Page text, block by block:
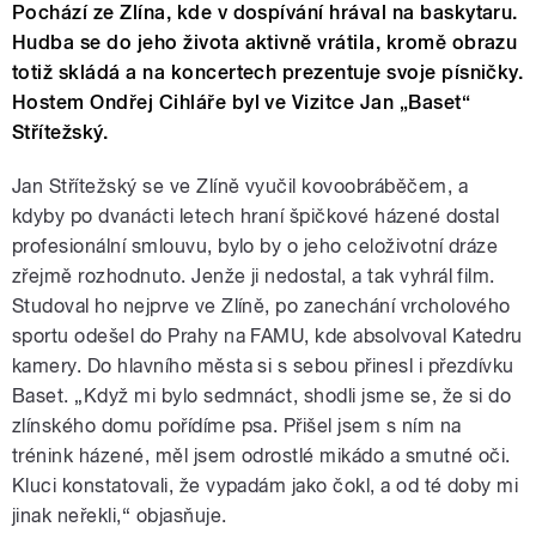
Pochází ze Zlína, kde v dospívání hrával na baskytaru.
Hudba se do jeho života aktivně vrátila, kromě obrazu
totiž skládá a na koncertech prezentuje svoje písničky.
Hostem Ondřej Cihláře byl ve Vizitce Jan „Baset“
Střítežský.
Jan Střítežský se ve Zlíně vyučil kovoobráběčem, a
kdyby po dvanácti letech hraní špičkové házené dostal
profesionální smlouvu, bylo by o jeho celoživotní dráze
zřejmě rozhodnuto. Jenže ji nedostal, a tak vyhrál film.
Studoval ho nejprve ve Zlíně, po zanechání vrcholového
sportu odešel do Prahy na FAMU, kde absolvoval Katedru
kamery. Do hlavního města si s sebou přinesl i přezdívku
Baset. „Když mi bylo sedmnáct, shodli jsme se, že si do
zlínského domu pořídíme psa. Přišel jsem s ním na
trénink házené, měl jsem odrostlé mikádo a smutné oči.
Kluci konstatovali, že vypadám jako čokl, a od té doby mi
jinak neřekli,“ objasňuje.